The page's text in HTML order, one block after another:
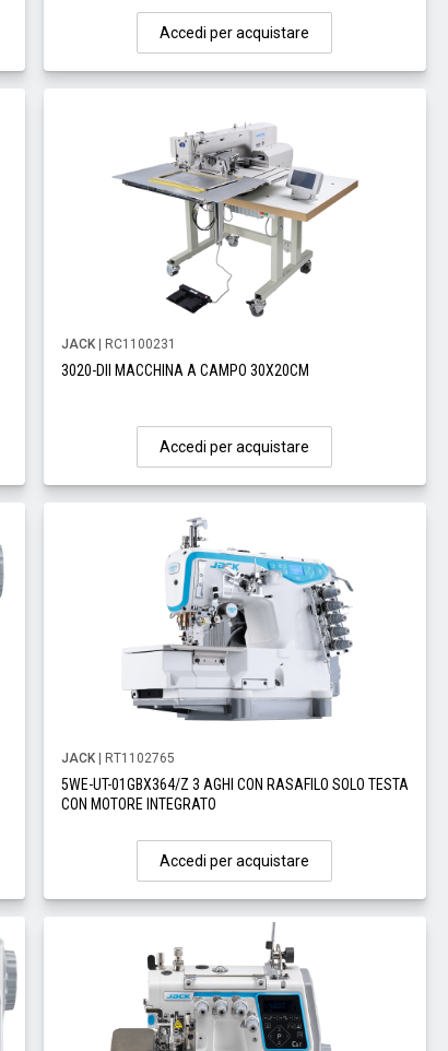
Accedi per acquistare
JACK| RC1100231
3020-DII MACCHINA A CAMPO 30X20CM
Accedi per acquistare
JACK| RT1102765
5WE-UT-01GBX364/Z 3 AGHI CON RASAFILO SOLO TESTA
CON MOTORE INTEGRATO
Accedi per acquistare